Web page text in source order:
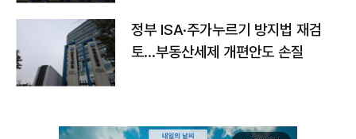
정부 ISA·주가누르기 방지법 재검
토…부동산세제 개편안도 손질